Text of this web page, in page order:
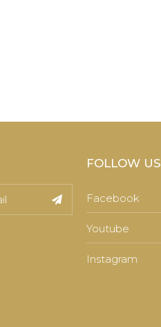
FOLLOW US
Facebook
Youtube
Instagram